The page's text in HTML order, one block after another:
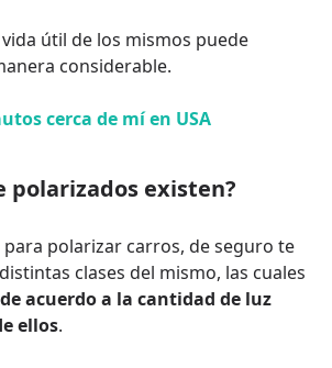
útil de los mismos puede
considerable.
cerca de mí en USA
polarizados existen?
polarizar carros, de seguro te
clases del mismo, las cuales
acuerdo a la cantidad de luz
ellos.